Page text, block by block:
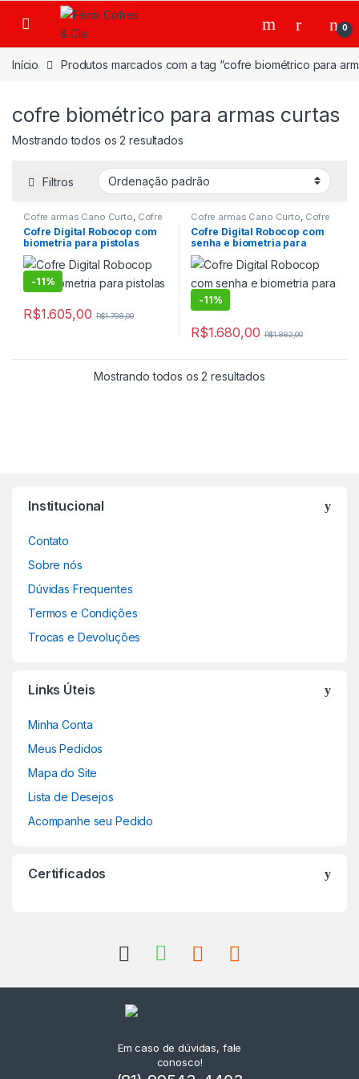
Ir para a navegação
Ir para o conteúdo
de backup LTO
0
Início Produtos marcados com a tag “cofre biométrico para
cofre biométrico para armas curtas
Mostrando todos os 2 resultados
Filtros
Cofre armas Cano Curto, Cofre
Digital ,Cofre digital com chave
emergencial,Cofre Digital de
Fixar,Cofre para Armas,Cofre
para Pistolas Cofre para
Residencias,Cofre para
Residencias digital,Cofres
Cofre Digital Robocop com
biometria para pistolas
-11%
R$1.605,00 R$1.798,00
Cofre armas Cano Curto, Cofre
Digital ,Cofre digital com chave
emergencial,Cofre Digital de
Fixar,Cofre para Armas,Cofre
Cofre para
Residencias,Cofre para
Residencias digital,Cofres
Cofre Digital Robocop com
senha e biometria para
pistolas
-11%
R$1.680,00 R$1.882,00
Mostrando todos os 2 resultados
Institucional
Contato
Sobre nós
Dúvidas Frequentes
Termos e Condições
Trocas e Devoluções
Links Úteis
Minha Conta
Meus Pedidos
Mapa do Site
Lista de Desejos
Acompanhe seu Pedido
Certificados
Em caso de dúvidas, fale
conosco!